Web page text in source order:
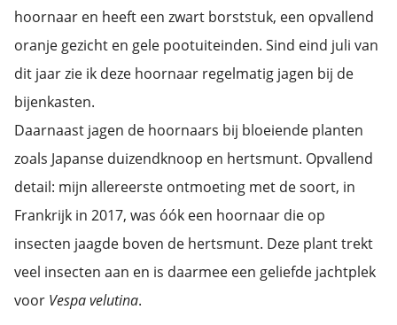
hoornaar en heeft een zwart borststuk, een opvallend
oranje gezicht en gele pootuiteinden. Sind eind juli van
dit jaar zie ik deze hoornaar regelmatig jagen bij de
bijenkasten.
Daarnaast jagen de hoornaars bij bloeiende planten
zoals Japanse duizendknoop en hertsmunt. Opvallend
detail: mijn allereerste ontmoeting met de soort, in
Frankrijk in 2017, was óók een hoornaar die op
insecten jaagde boven de hertsmunt. Deze plant trekt
veel insecten aan en is daarmee een geliefde jachtplek
voor Vespa velutina.